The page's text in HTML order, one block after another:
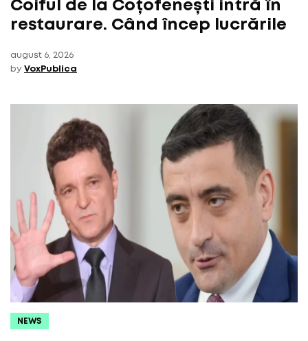
Coiful de la Coțofenești intră în
restaurare. Când încep lucrările
august 6, 2026
by VoxPublica
NEWS